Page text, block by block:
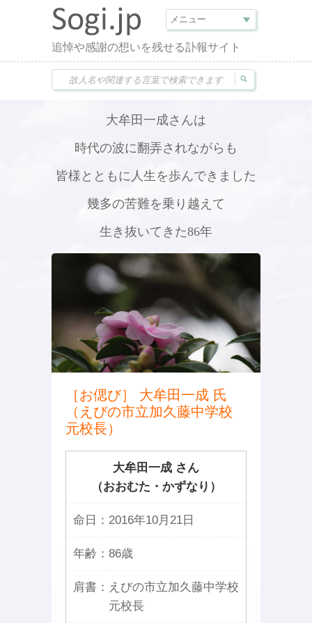
追悼や感謝の想いを残せる訃報サイト
大牟田一成さんは
時代の波に翻弄されながらも
皆様とともに人生を歩んできました
幾多の苦難を乗り越えて
生き抜いてきた86年
［お偲び］ 大牟田一成 氏
（えびの市立加久藤中学校
元校長）
大牟田一成 さん
（おおむた・かずなり）
命日： 2016年10月21日
年齢： 86歳
肩書： えびの市立加久藤中学校
元校長